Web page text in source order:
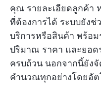
คุณ รายละเอียดลูกค้า
ที่ต้องการได้ ระบบยัง
บริการหรือสินค้า พร้อม
ปริมาณ ราคา และยอด
ครบถ้วน นอกจากนี้ยังจั
คำนวณทุกอย่างโดยอั